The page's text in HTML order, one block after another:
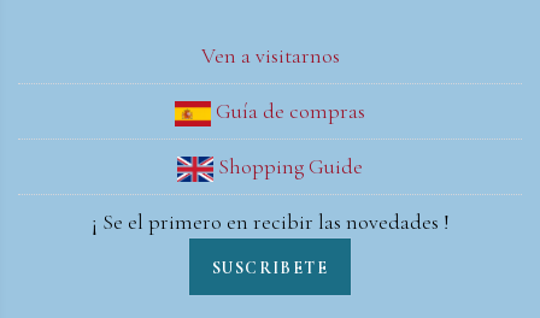
Ven a visitarnos
Guía de compras
Shopping Guide
¡ Se el primero en recibir las novedades !
SUSCRIBETE